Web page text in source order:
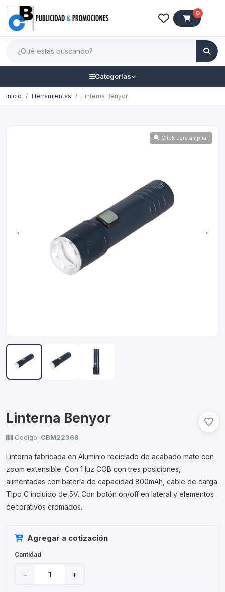
0
Categorías
Inicio Herramientas Linterna Benyor
Click para ampliar
← →
Linterna Benyor
Código: CBM22368
Linterna fabricada en Aluminio reciclado de acabado mate con
zoom extensible. Con 1 luz COB con tres posiciones,
alimentadas con batería de capacidad 800mAh, cable de carga
Tipo C incluido de 5V. Con botón on/off en lateral y elementos
decorativos cromados.
Agregar a cotización
Cantidad
− +